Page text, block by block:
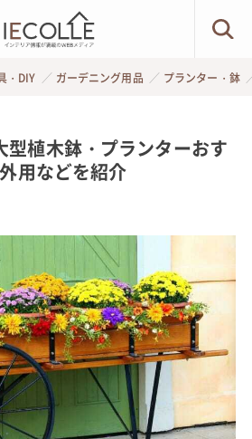
・DIY ガーデニング用品 プランター・鉢
型植木鉢・プランターおす
用などを紹介